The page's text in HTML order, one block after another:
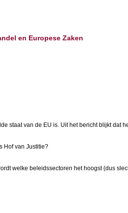
en Europese Zaken
staat van de EU is. Uit het bericht blijkt
Hof van Justitie?
welke beleidssectoren het hoogst (dus